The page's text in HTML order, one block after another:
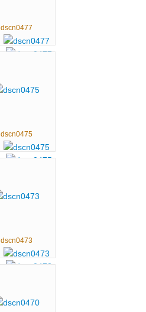
dscn0477
dscn0475
dscn0473